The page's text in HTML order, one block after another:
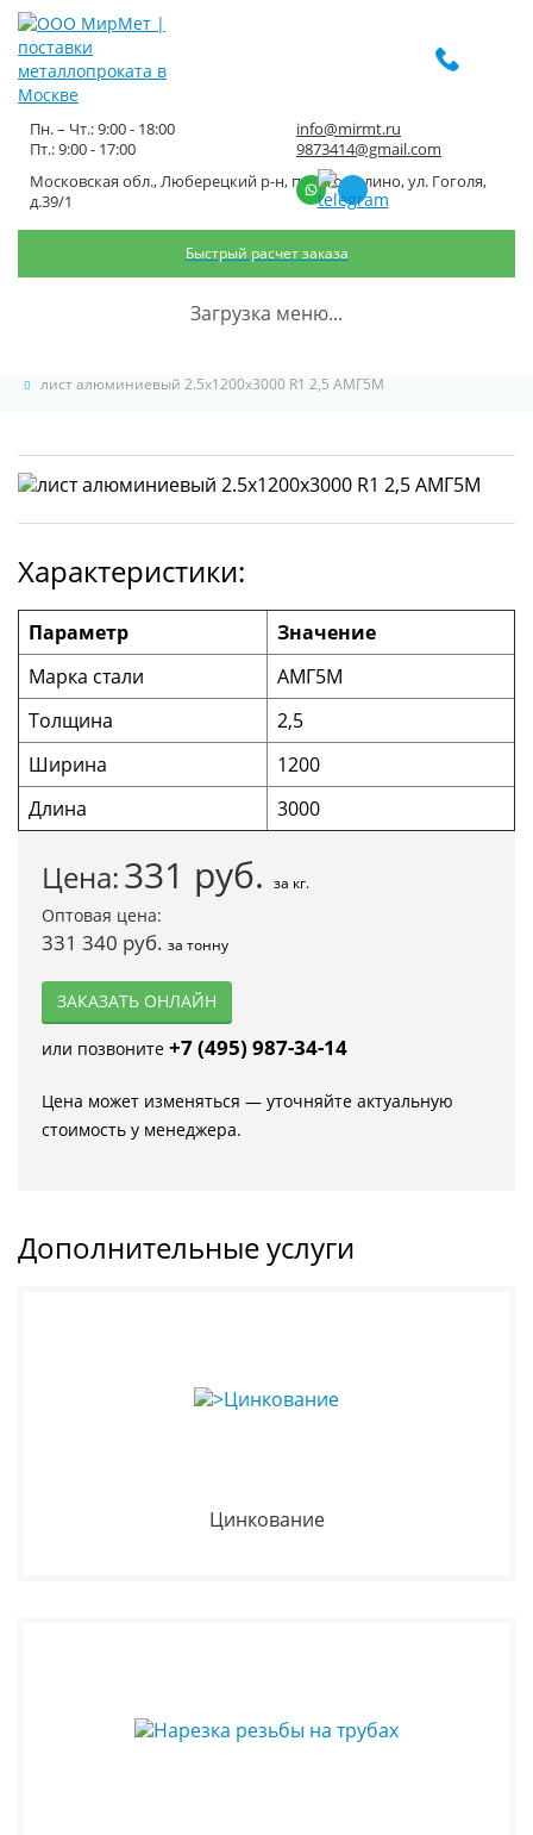
Московская обл., Люберецкий р-н, пос. Томилино, ул. Гоголя,
д.39/1
Пн. – Чт.: 9:00 - 18:00
Пт.: 9:00 - 17:00
info@mirmt.ru
9873414@gmail.com
Быстрый расчет заказа
Загрузка меню...
лист алюминиевый
2.5x1200x3000 R1 2,5 АМГ5М
лист алюминиевый 2.5x1200x3000 R1 2,5 АМГ5М
Характеристики:
Параметр
Значение
Марка стали
АМГ5М
Толщина
2,5
Ширина
1200
Длина
3000
Цена:331 руб. за кг.
Оптовая цена:
331 340 руб. за тонну
ЗАКАЗАТЬ ОНЛАЙН
или позвоните +7 (495) 987-34-14
Цена может изменяться — уточняйте актуальную
стоимость у менеджера.
Дополнительные услуги
Цинкование